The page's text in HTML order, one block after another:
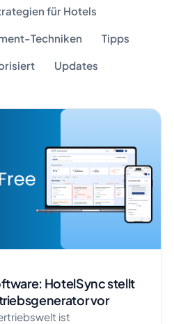
für Hotels
Techniken Tipps
Updates
HotelSync stellt
vor
ist